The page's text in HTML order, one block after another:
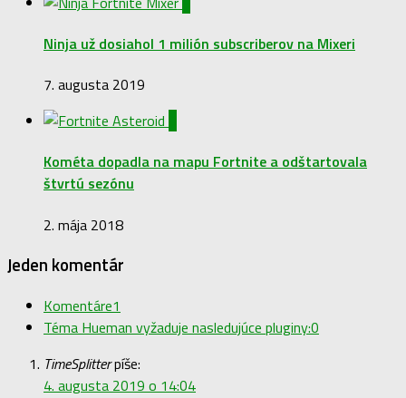
Ninja už dosiahol 1 milión subscriberov na Mixeri
7. augusta 2019
Kométa dopadla na mapu Fortnite a odštartovala
štvrtú sezónu
2. mája 2018
Jeden komentár
Komentáre1
Téma Hueman vyžaduje nasledujúce pluginy:0
TimeSplitterpíše:
4. augusta 2019 o 14:04